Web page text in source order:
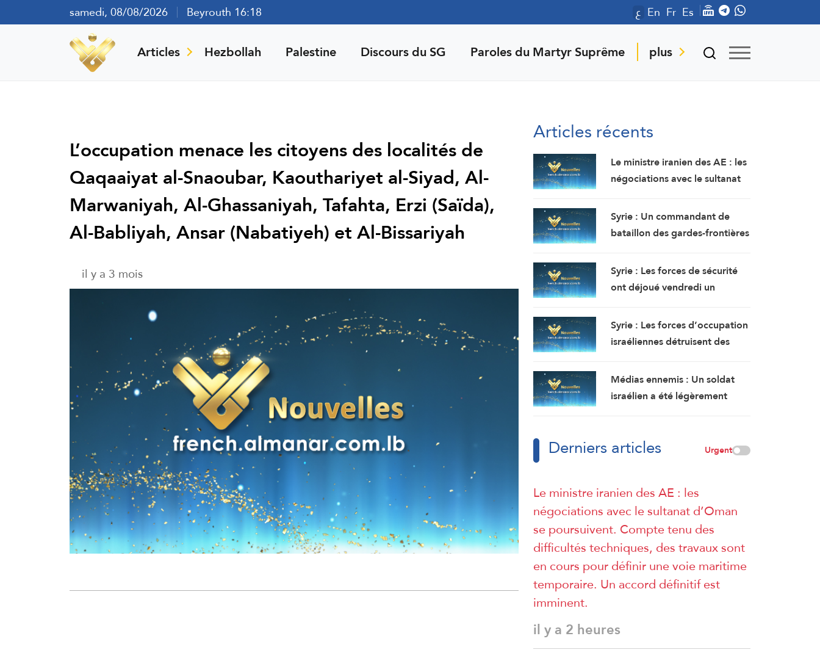
samedi, 08/08/2026 Beyrouth 16:18 ع En Fr Es
Articles Hezbollah Palestine Discours du SG Paroles du Martyr Suprême plus
L’occupation menace les citoyens des localités de
Qaqaaiyat al-Snaoubar, Kaouthariyet al-Siyad, Al-
Marwaniyah, Al-Ghassaniyah, Tafahta, Erzi (Saïda),
Al-Babliyah, Ansar (Nabatiyeh) et Al-Bissariyah
il y a 3 mois
Articles récents
Le ministre iranien des AE : les
négociations avec le sultanat
Compte tenu des difficultés
techniques, des travaux sont
en cours pour définir une voie
accord définitif est imminent.
Syrie : Un commandant de
bataillon des gardes-frontières
blessés dans une embuscade à
l’est de Deir Ezzor au nord-
ouest du pays.
Syrie : Les forces de sécurité
ont déjoué vendredi un
par l’EI dans la région de
Sayyeda Zeinab dans la
Syrie : Les forces d’occupation
israéliennes détruisent des
lors d’une incursion terrestre à
Quneitra.
Médias ennemis : Un soldat
israélien a été légèrement
Liban.
Derniers articles Urgent
Le ministre iranien des AE : les
négociations avec le sultanat d’Oman
se poursuivent. Compte tenu des
difficultés techniques, des travaux sont
en cours pour définir une voie maritime
temporaire. Un accord définitif est
imminent.
il y a 2 heures